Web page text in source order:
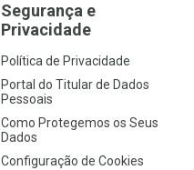
Segurança e
Privacidade
Política de Privacidade
Portal do Titular de Dados
Pessoais
Como Protegemos os Seus
Dados
Configuração de Cookies